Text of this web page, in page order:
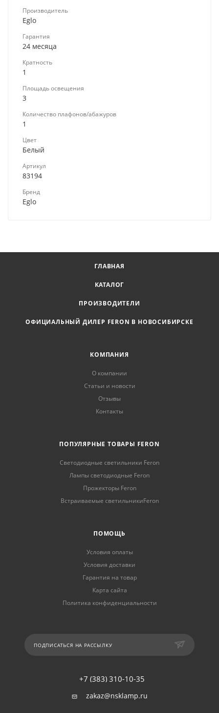
Производитель
Eglo
Гарантия
24 месяца
Кратность
1
Площадь освещения
3
Количество плафонов/абажуров
1
Цвет
Белый
Артикул
83194
Бренд
Eglo
ГЛАВНАЯ
КАТАЛОГ
ПРОИЗВОДИТЕЛИ
ОФИЦИАЛЬНЫЙ ДИЛЕР FERON В НОВОСИБИРСКЕ
КОМПАНИЯ
О компании
Статьи и новости
Отзывы
Контакты
ПОПУЛЯРНЫЕ ТОВАРЫ FERON
Светодиодные светильники Feron
Лампы светодиодные Feron
Прожекторы Feron
Встраиваемые светильникиFeron
ПОМОЩЬ
Условия оплаты
Условия доставки
Гарантия на товар
Карта сайта
Политика конфиденциальности
ПОДПИСАТЬСЯ НА РАССЫЛКУ
+7 (383) 310-10-35
zakaz@nsklamp.ru